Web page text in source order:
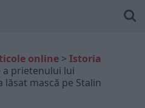
online > Istoria
prietenului lui
lăsat mască pe Stalin